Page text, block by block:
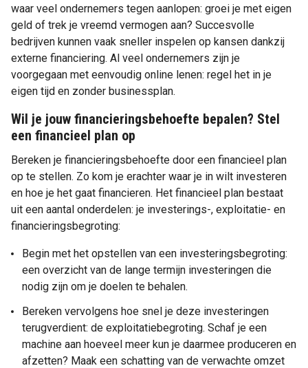
waar veel ondernemers tegen aanlopen: groei je met eigen
geld of trek je vreemd vermogen aan? Succesvolle
bedrijven kunnen vaak sneller inspelen op kansen dankzij
externe financiering. Al veel ondernemers zijn je
voorgegaan met eenvoudig online lenen: regel het in je
eigen tijd en zonder businessplan.
Wil je jouw financieringsbehoefte bepalen? Stel
een financieel plan op
Bereken je financieringsbehoefte door een financieel plan
op te stellen. Zo kom je erachter waar je in wilt investeren
en hoe je het gaat financieren. Het financieel plan bestaat
uit een aantal onderdelen: je investerings-, exploitatie- en
financieringsbegroting:
Begin met het opstellen van een investeringsbegroting:
een overzicht van de lange termijn investeringen die
nodig zijn om je doelen te behalen.
Bereken vervolgens hoe snel je deze investeringen
terugverdient: de exploitatiebegroting. Schaf je een
machine aan hoeveel meer kun je daarmee produceren en
afzetten? Maak een schatting van de verwachte omzet